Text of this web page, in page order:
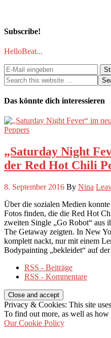
Subscribe!
HelloBeat...
Das könnte dich interessieren
„Saturday Night
der Red Hot Chili
8. September 2016 By Nina
Über die sozialen Medien
Fotos finden, die die Red Hot
zweiten Single „Go Robot“ aus
The Getaway zeigten. In New
komplett nackt, nur mit einem
Bodypainting „bekleidet“ auf
RSS - Beiträge
RSS - Kommentare
Privacy & Cookies: This site
To find out more, as well as how
Our Cookie Policy